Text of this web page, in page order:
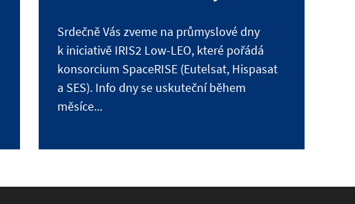
Srdečně Vás zveme na průmyslové dny
k iniciativě IRIS2 Low-LEO, které pořádá
konsorcium SpaceRISE (Eutelsat, Hispasat
a SES). Info dny se uskuteční během
měsíce...